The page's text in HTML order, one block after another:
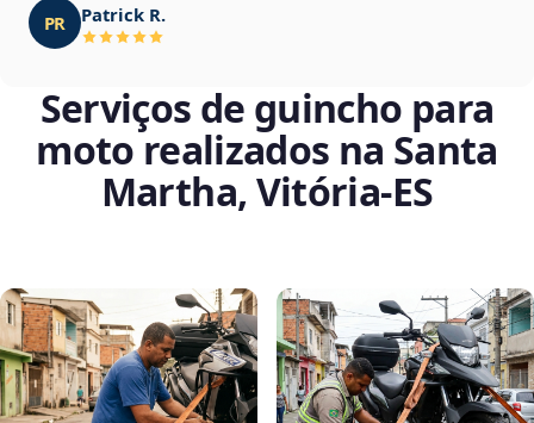
PR Patrick R.
Serviços de guincho para
moto realizados na Santa
Martha, Vitória‑ES